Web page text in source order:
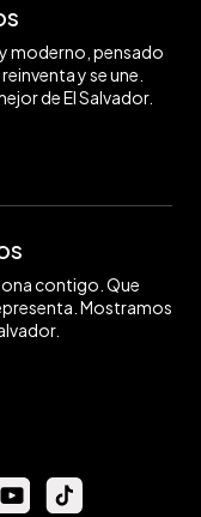
moderno, pensado
y se une.
de El Salvador.
contigo. Que
Mostramos